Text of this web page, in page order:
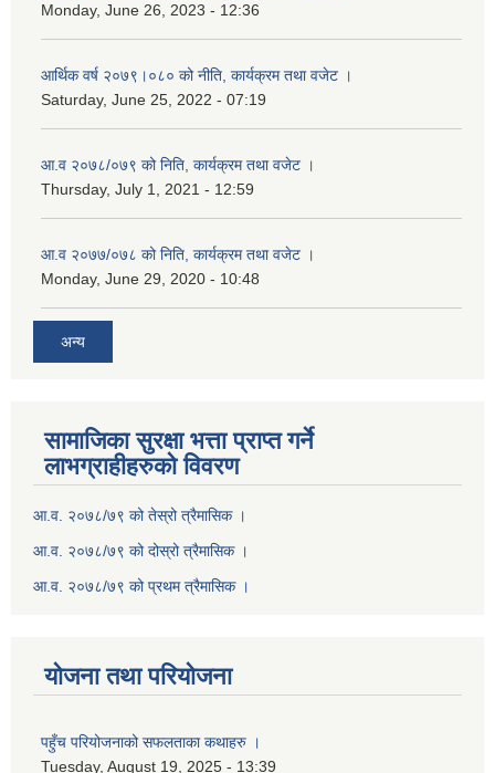
Monday, June 26, 2023 - 12:36
आर्थिक वर्ष २०७९।०८० को नीति, कार्यक्रम तथा वजेट ।
Saturday, June 25, 2022 - 07:19
आ.व २०७८/०७९ को निति, कार्यक्रम तथा वजेट ।
Thursday, July 1, 2021 - 12:59
आ.व २०७७/०७८ को निति, कार्यक्रम तथा वजेट ।
Monday, June 29, 2020 - 10:48
अन्य
सामाजिका सुरक्षा भत्ता प्राप्त गर्ने
लाभग्राहीहरुको विवरण
आ.व. २०७८/७९ को तेस्रो त्रैमासिक ।
आ.व. २०७८/७९ को दोस्रो त्रैमासिक ।
आ.व. २०७८/७९ को प्रथम त्रैमासिक ।
योजना तथा परियोजना
पहुँच परियोजनाको सफलताका कथाहरु ।
Tuesday, August 19, 2025 - 13:39